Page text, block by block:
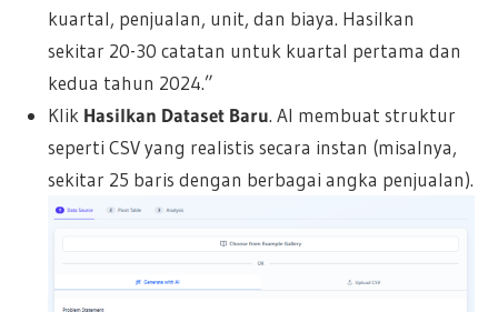
kuartal, penjualan, unit, dan biaya. Hasilkan
sekitar 20-30 catatan untuk kuartal pertama dan
kedua tahun 2024.”
Klik Hasilkan Dataset Baru. AI membuat struktur
seperti CSV yang realistis secara instan (misalnya,
sekitar 25 baris dengan berbagai angka penjualan).